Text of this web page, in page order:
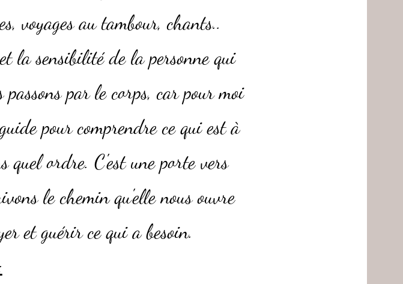
voyages au tambour, chants..
la sensibilité de la personne qui
par le corps, car pour moi
pour comprendre ce qui est à
quel ordre. C'est une porte vers
le chemin qu'elle nous ouvre
et guérir ce qui a besoin.